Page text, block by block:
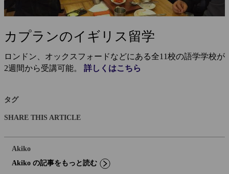
カプランのイギリス留学
ロンドン、オックスフォードなどにある全11校の語学学校が
2週間から受講可能。 詳しくはこちら
タグ
SHARE THIS ARTICLE
Akiko
Akiko の記事をもっと読む